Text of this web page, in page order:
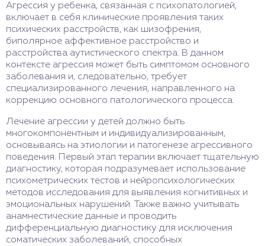
Агрессия у ребенка, связанная с психопатологией,
включает в себя клинические проявления таких
психических расстройств, как шизофрения,
биполярное аффективное расстройство и
расстройства аутистического спектра. В данном
контексте агрессия может быть симптомом основного
заболевания и, следовательно, требует
специализированного лечения, направленного на
коррекцию основного патологического процесса.
Лечение агрессии у детей должно быть
многокомпонентным и индивидуализированным,
основываясь на этиологии и патогенезе агрессивного
поведения. Первый этап терапии включает тщательную
диагностику, которая подразумевает использование
психометрических тестов и нейропсихологических
методов исследования для выявления когнитивных и
эмоциональных нарушений. Также важно учитывать
анамнестические данные и проводить
дифференциальную диагностику для исключения
соматических заболеваний, способных